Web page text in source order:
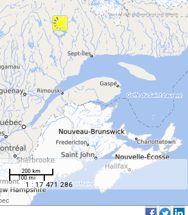
200 km
100 mi
1 : 17 471 286